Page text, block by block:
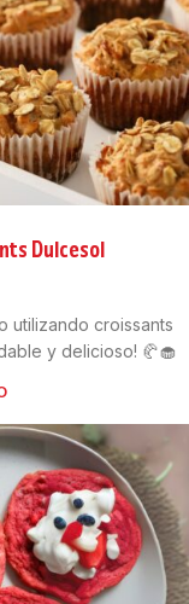
Dulcesol
utilizando croissants
y delicioso! 🥐🧁